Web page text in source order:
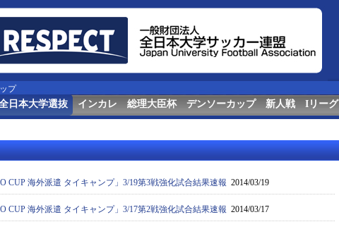
プ
日本大学選抜 インカレ 総理大臣杯 デンソーカップ 新人戦 Iリーグ
CUP 海外派遣 タイキャンプ」3/19第3戦強化試合結果速報 2014/03/19
CUP 海外派遣 タイキャンプ」3/17第2戦強化試合結果速報 2014/03/17